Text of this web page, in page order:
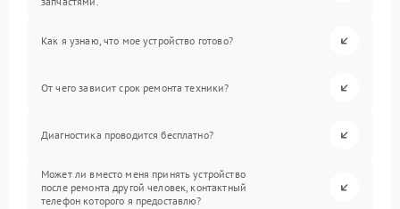
Как я узнаю, что мое устройство готово?
От чего зависит срок ремонта техники?
Диагностика проводится бесплатно?
Может ли вместо меня принять устройство
после ремонта другой человек, контактный
телефон которого я предоставлю?